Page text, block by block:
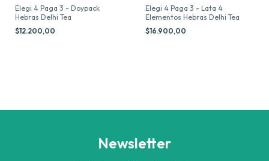
Elegi 4 Paga 3 - Doypack
Hebras Delhi Tea
$12.200,00
Elegi 4 Paga 3 - Lata 4
Elementos Hebras Delhi Tea
$16.900,00
Newsletter